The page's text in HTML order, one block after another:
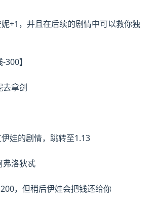
+1，并且在后续的剧情中可以救你独
300】
去拿剑
娃的剧情，跳转至1.13
弗洛狄忒
，但稍后伊娃会把钱还给你